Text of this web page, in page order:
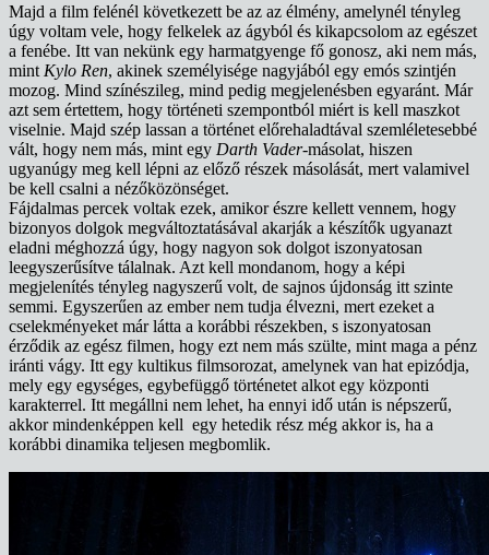
Majd a film felénél következett be az az élmény, amelynél tényleg
úgy voltam vele, hogy felkelek az ágyból és kikapcsolom az egészet
a fenébe. Itt van nekünk egy harmatgyenge fő gonosz, aki nem más,
mint Kylo Ren, akinek személyisége nagyjából egy emós szintjén
mozog. Mind színészileg, mind pedig megjelenésben egyaránt. Már
azt sem értettem, hogy történeti szempontból miért is kell maszkot
viselnie. Majd szép lassan a történet előrehaladtával szemléletesebbé
vált, hogy nem más, mint egy Darth Vader-másolat, hiszen
ugyanúgy meg kell lépni az előző részek másolását, mert valamivel
be kell csalni a nézőközönséget.
Fájdalmas percek voltak ezek, amikor észre kellett vennem, hogy
bizonyos dolgok megváltoztatásával akarják a készítők ugyanazt
eladni méghozzá úgy, hogy nagyon sok dolgot iszonyatosan
leegyszerűsítve tálalnak. Azt kell mondanom, hogy a képi
megjelenítés tényleg nagyszerű volt, de sajnos újdonság itt szinte
semmi. Egyszerűen az ember nem tudja élvezni, mert ezeket a
cselekményeket már látta a korábbi részekben, s iszonyatosan
érződik az egész filmen, hogy ezt nem más szülte, mint maga a pénz
iránti vágy. Itt egy kultikus filmsorozat, amelynek van hat epizódja,
mely egy egységes, egybefüggő történetet alkot egy központi
karakterrel. Itt megállni nem lehet, ha ennyi idő után is népszerű,
akkor mindenképpen kell egy hetedik rész még akkor is, ha a
korábbi dinamika teljesen megbomlik.